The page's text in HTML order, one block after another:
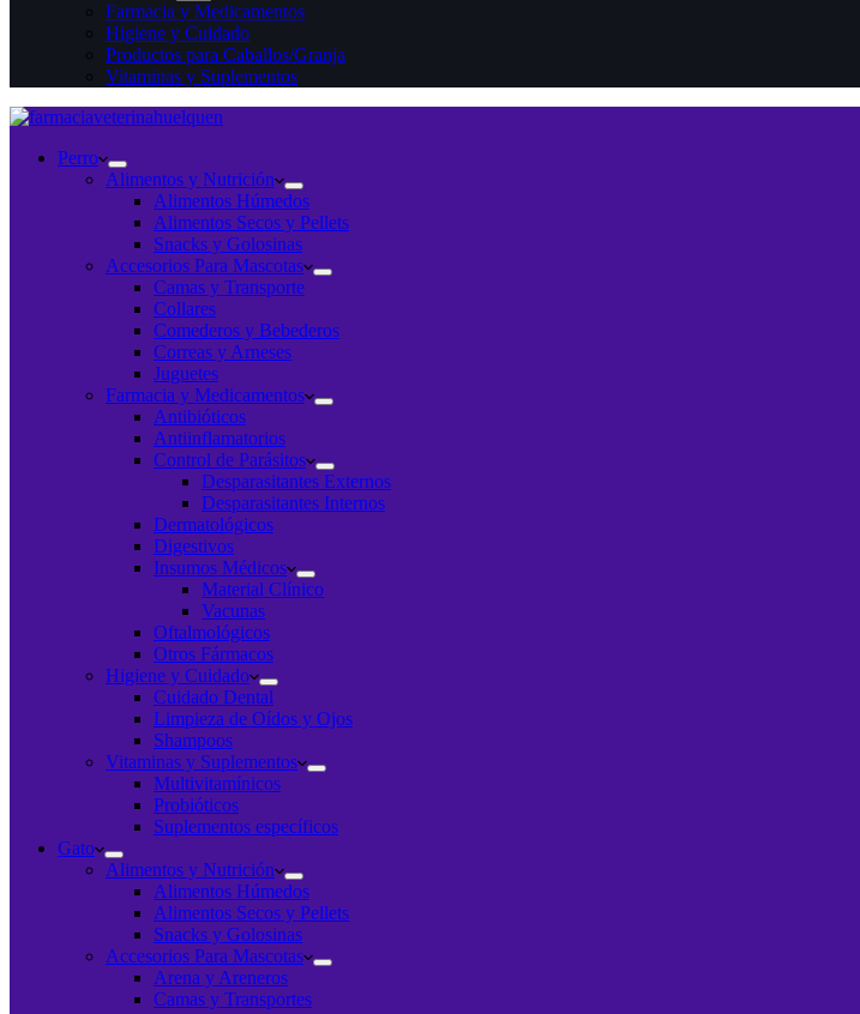
Farmacia y Medicamentos
Higiene y Cuidado
Productos para Caballos/Granja
Vitaminas y Suplementos
Perro
Alimentos y Nutrición
Alimentos Húmedos
Alimentos Secos y Pellets
Snacks y Golosinas
Accesorios Para Mascotas
Camas y Transporte
Collares
Comederos y Bebederos
Correas y Arneses
Juguetes
Farmacia y Medicamentos
Antibióticos
Antiinflamatorios
Control de Parásitos
Desparasitantes Externos
Desparasitantes Internos
Dermatológicos
Digestivos
Insumos Médicos
Material Clínico
Vacunas
Oftalmológicos
Otros Fármacos
Higiene y Cuidado
Cuidado Dental
Limpieza de Oídos y Ojos
Shampoos
Vitaminas y Suplementos
Multivitamínicos
Probióticos
Suplementos específicos
Gato
Alimentos y Nutrición
Alimentos Húmedos
Alimentos Secos y Pellets
Snacks y Golosinas
Accesorios Para Mascotas
Arena y Areneros
Camas y Transportes